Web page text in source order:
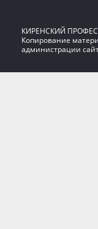
КИРЕНСКИЙ
Копирование
администрации